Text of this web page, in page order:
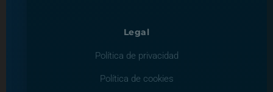
Legal
Política de privacidad
Política de cookies